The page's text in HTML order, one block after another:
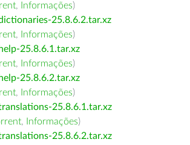
, Informações)
25.8.6.2.tar.xz
, Informações)
25.8.6.1.tar.xz
, Informações)
25.8.6.2.tar.xz
, Informações)
25.8.6.1.tar.xz
, Informações)
25.8.6.2.tar.xz